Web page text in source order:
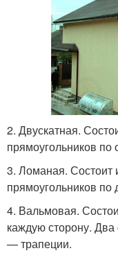
2. Двускатная.
прямоугольников по
3. Ломаная. Состоит
прямоугольников по
4. Вальмовая.
каждую сторону. Два
— трапеции.